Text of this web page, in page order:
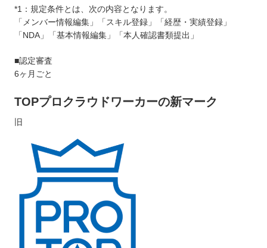
*1：規定条件とは、次の内容となります。
「メンバー情報編集」「スキル登録」「経歴・実績登録」
「NDA」「基本情報編集」「本人確認書類提出」
■認定審査
6ヶ月ごと
TOPプロクラウドワーカーの新マーク
旧